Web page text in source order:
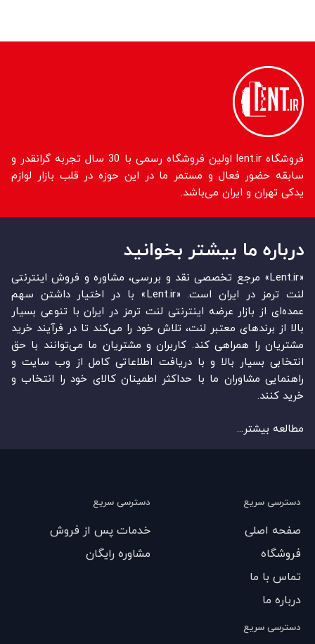
فروشگاه lent.ir اولین فروشگاه رسمی با 30 سال تجربه گرانقدر و
سابقه حضور فعال و مستمر ما در این حوزه در قلب بازار لوازم
یدکی تهران و ایران می‌باشد.
درباره ما بیشتر بخوانید
«Lent.ir» مرجع تخصصی نقد و بررسی، مشاوره و فروش اینترنتی
لنت ترمز در ایران است. «Lent.ir» با در اختیار داشتن سهم
عمده‏‌ای از بازار عرضه اینترنتی لنت ترمز در ایران با تنوعی بسیار
بالا از برندهای معتبر لنت، تلاش خود را می‌‏‏کند تا در فرآیند خرید
مشتریان را همراهی کند. کاربران و مشتریان ما می‏‏‌توانند با حق
انتخابی بسیار بالا و با دریافت اطلاعاتی کامل از وب سایت و
راهنمایی مشاوران ما با حداکثر اطمینان کالای خود را انتخاب و
خرید کنند.
مطالعه بیشتر...
دسترسی سریع
صفحه اصلی
فروشگاه
تماس با ما
درباره ما
دسترسی سریع
خدمات پس از فروش
مشاوره رایگان
دسترسی سریع